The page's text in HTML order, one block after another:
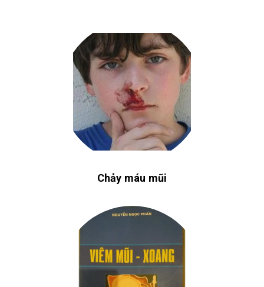
Chảy máu mũi